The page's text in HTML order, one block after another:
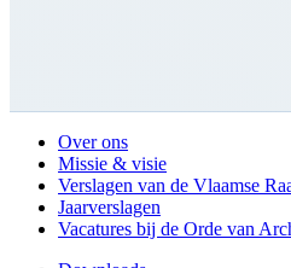
Over ons
Missie & visie
Verslagen van de Vlaamse
Jaarverslagen
Vacatures bij de Orde van